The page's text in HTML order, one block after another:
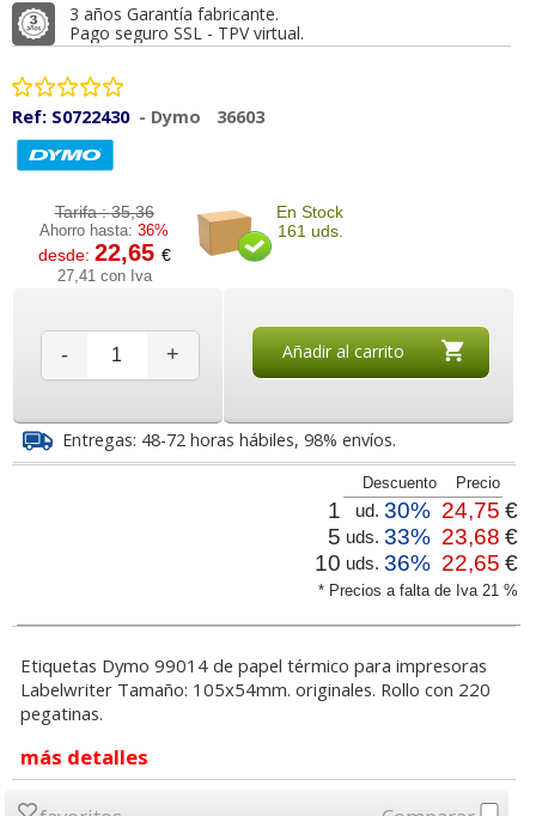
3 años Garantía fabricante.
Pago seguro SSL - TPV virtual.
Ref: S0722430 - Dymo 36603
Tarifa :35,36
Ahorro hasta:36%
desde: 22,65 €
27,41 con Iva
En Stock
161 uds.
- + Añadir al carrito
Entregas: 48-72 horas hábiles, 98% envíos.
* Precios a falta de Iva 21 %
Descuento Precio
1 ud. 30% 24,75 €
5 uds. 33% 23,68 €
10 uds. 36% 22,65 €
Etiquetas Dymo 99014 de papel térmico para impresoras
Labelwriter Tamaño: 105x54mm. originales. Rollo con 220
pegatinas.
más detalles